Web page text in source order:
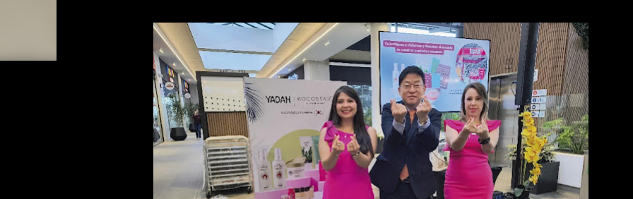
negocio de soluciones para vehículos de LG, que contribuyeron al crecimiento de los ingresos de la compañía. A
general, la utilidad operativa se duplicó con creces en comparación con el mismo período del año anterior. LG
mantuvo bases sólidas en sus principales negocios y registró un crecimiento de los ingr...